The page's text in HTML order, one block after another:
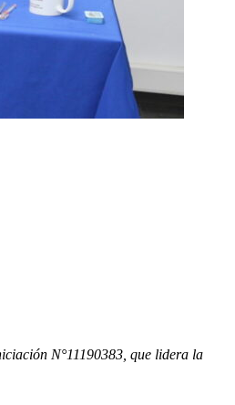
N°11190383, que lidera la